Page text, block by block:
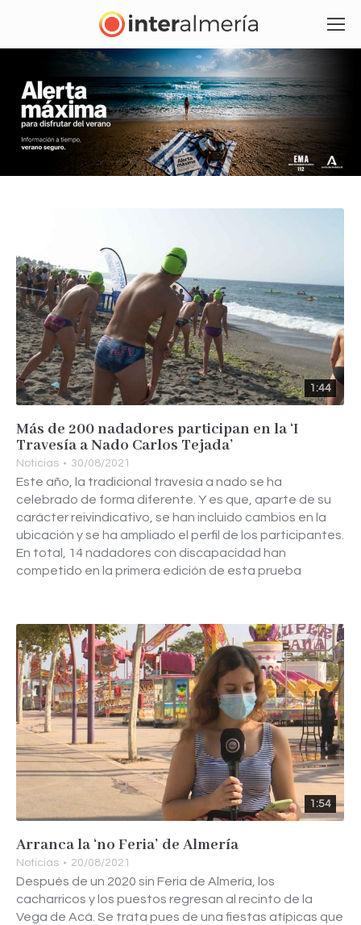
1:44
Más de 200 nadadores participan en la ‘I
Travesía a Nado Carlos Tejada’
Noticias 30/08/2021
Este año, la tradicional travesía a nado se ha
celebrado de forma diferente. Y es que, aparte de su
carácter reivindicativo, se han incluido cambios en la
ubicación y se ha ampliado el perfil de los participantes.
En total, 14 nadadores con discapacidad han
competido en la primera edición de esta prueba
1:54
Arranca la ‘no Feria’ de Almería
Noticias 20/08/2021
Después de un 2020 sin Feria de Almería, los
cacharricos y los puestos regresan al recinto de la
Vega de Acá. Se trata pues de una fiestas atípicas que